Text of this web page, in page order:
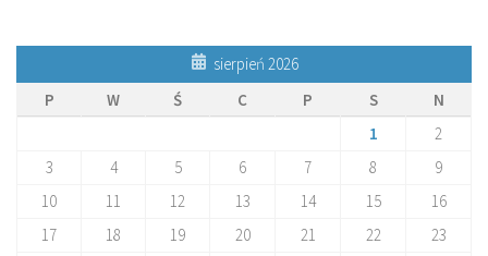
sierpień 2026
P
W Ś C P S
N
1
2
3
4 5 6 7 8
9
10
11 12 13 14 15
16
17
18 19 20 21 22
23